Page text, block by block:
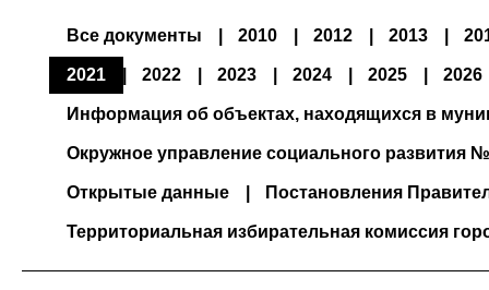
Все документы 2010 2012 2013
2021 2022 2023 2024 2025 2026
Информация об объектах, находящихся в
Окружное управление социального развития
Открытые данные Постановления
Территориальная избирательная комиссия